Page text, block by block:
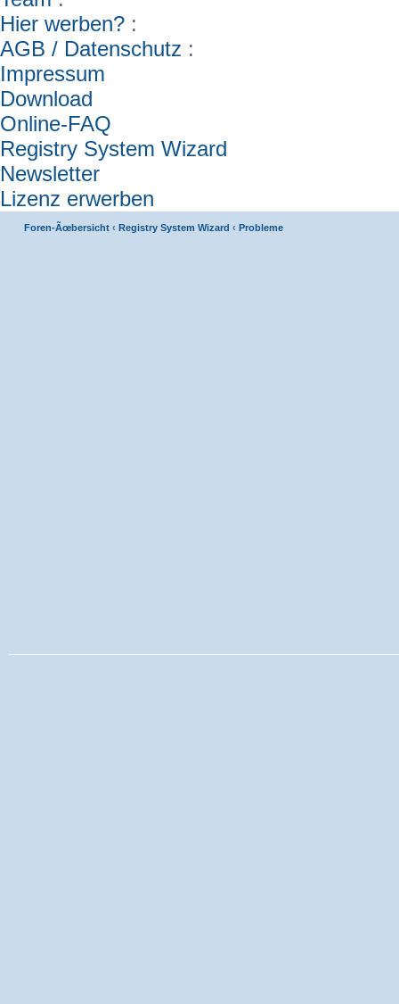
Hier werben? :
AGB / Datenschutz :
Impressum
Download
Online-FAQ
Registry System Wizard
Newsletter
Lizenz erwerben
Foren-Ãœbersicht ‹ Registry System Wizard ‹ Probleme